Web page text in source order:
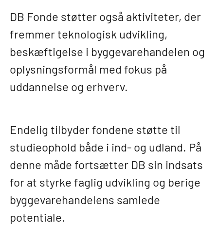
DB Fonde støtter også aktiviteter, der
fremmer teknologisk udvikling,
beskæftigelse i byggevarehandelen og
oplysningsformål med fokus på
uddannelse og erhverv.
Endelig tilbyder fondene støtte til
studieophold både i ind- og udland. På
denne måde fortsætter DB sin indsats
for at styrke faglig udvikling og berige
byggevarehandelens samlede
potentiale.